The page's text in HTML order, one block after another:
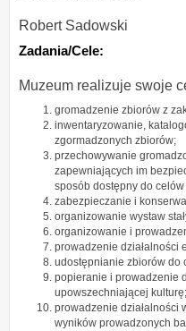
Robert Sadowski
Zadania/Cele:
Muzeum realizuje swoje
gromadzenie zbiorów z
inwentaryzowanie,
zgormadzonych zbiorów;
przechowywanie
zapewniających im
sposób dostępny do
zabezpieczanie i
organizowanie wystaw
organizowanie i
prowadzenie działalności
udostępnianie zbiorów do
popieranie i prowadzenie
upowszechniającej kulturę;
prowadzenie działalności
wyników prowadzonych